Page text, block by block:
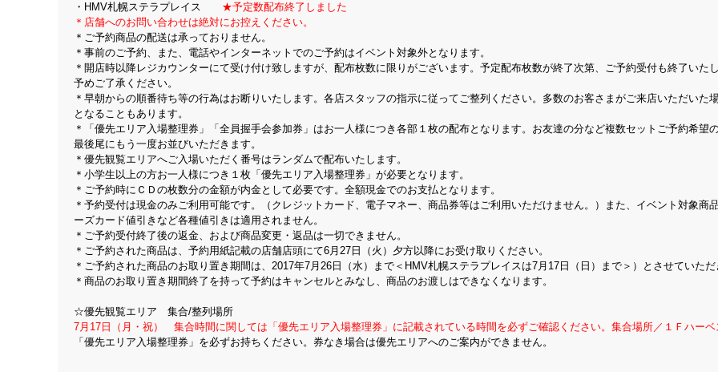
・HMV札幌ステラプレイス ★予定数配布終了しました
＊店舗へのお問い合わせは絶対にお控えください。
＊ご予約商品の配送は承っておりません。
＊事前のご予約、また、電話やインターネットでのご予約はイベント対象外となります。
＊開店時以降レジカウンターにて受け付け致しますが、配布枚数に限りがございます。予定配布枚数が終了次第、ご予約受付も終了いた
予めご了承ください。
＊早朝からの順番待ち等の行為はお断りいたします。各店スタッフの指示に従ってご整列ください。多数のお客さまがご来店いただいた
となることもあります。
＊「優先エリア入場整理券」「全員握手会参加券」はお一人様につき各部１枚の配布となります。お友達の分など複数セットご予約希望
最後尾にもう一度お並びいただきます。
＊優先観覧エリアへご入場いただく番号はランダムで配布いたします。
＊小学生以上の方お一人様につき１枚「優先エリア入場整理券」が必要となります。
＊ご予約時にＣＤの枚数分の金額が内金として必要です。全額現金でのお支払となります。
＊予約受付は現金のみご利用可能です。（クレジットカード、電子マネー、商品券等はご利用いただけません。）また、イベント対象商
ーズカード値引きなど各種値引きは適用されません。
＊ご予約受付終了後の返金、および商品変更・返品は一切できません。
＊ご予約された商品は、予約用紙記載の店舗店頭にて6月27日（火）夕方以降にお受け取りください。
＊ご予約された商品のお取り置き期間は、2017年7月26日（水）まで＜HMV札幌ステラプレイスは7月17日（日）まで＞）とさせていただ
＊商品のお取り置き期間終了を持って予約はキャンセルとみなし、商品のお渡しはできなくなります。
☆優先観覧エリア 集合/整列場所
7月17日（月・祝） 集合時間に関しては「優先エリア入場整理券」に記載されている時間を必ずご確認ください。集合場所／１Ｆハーベ
「優先エリア入場整理券」を必ずお持ちください。券なき場合は優先エリアへのご案内ができません。